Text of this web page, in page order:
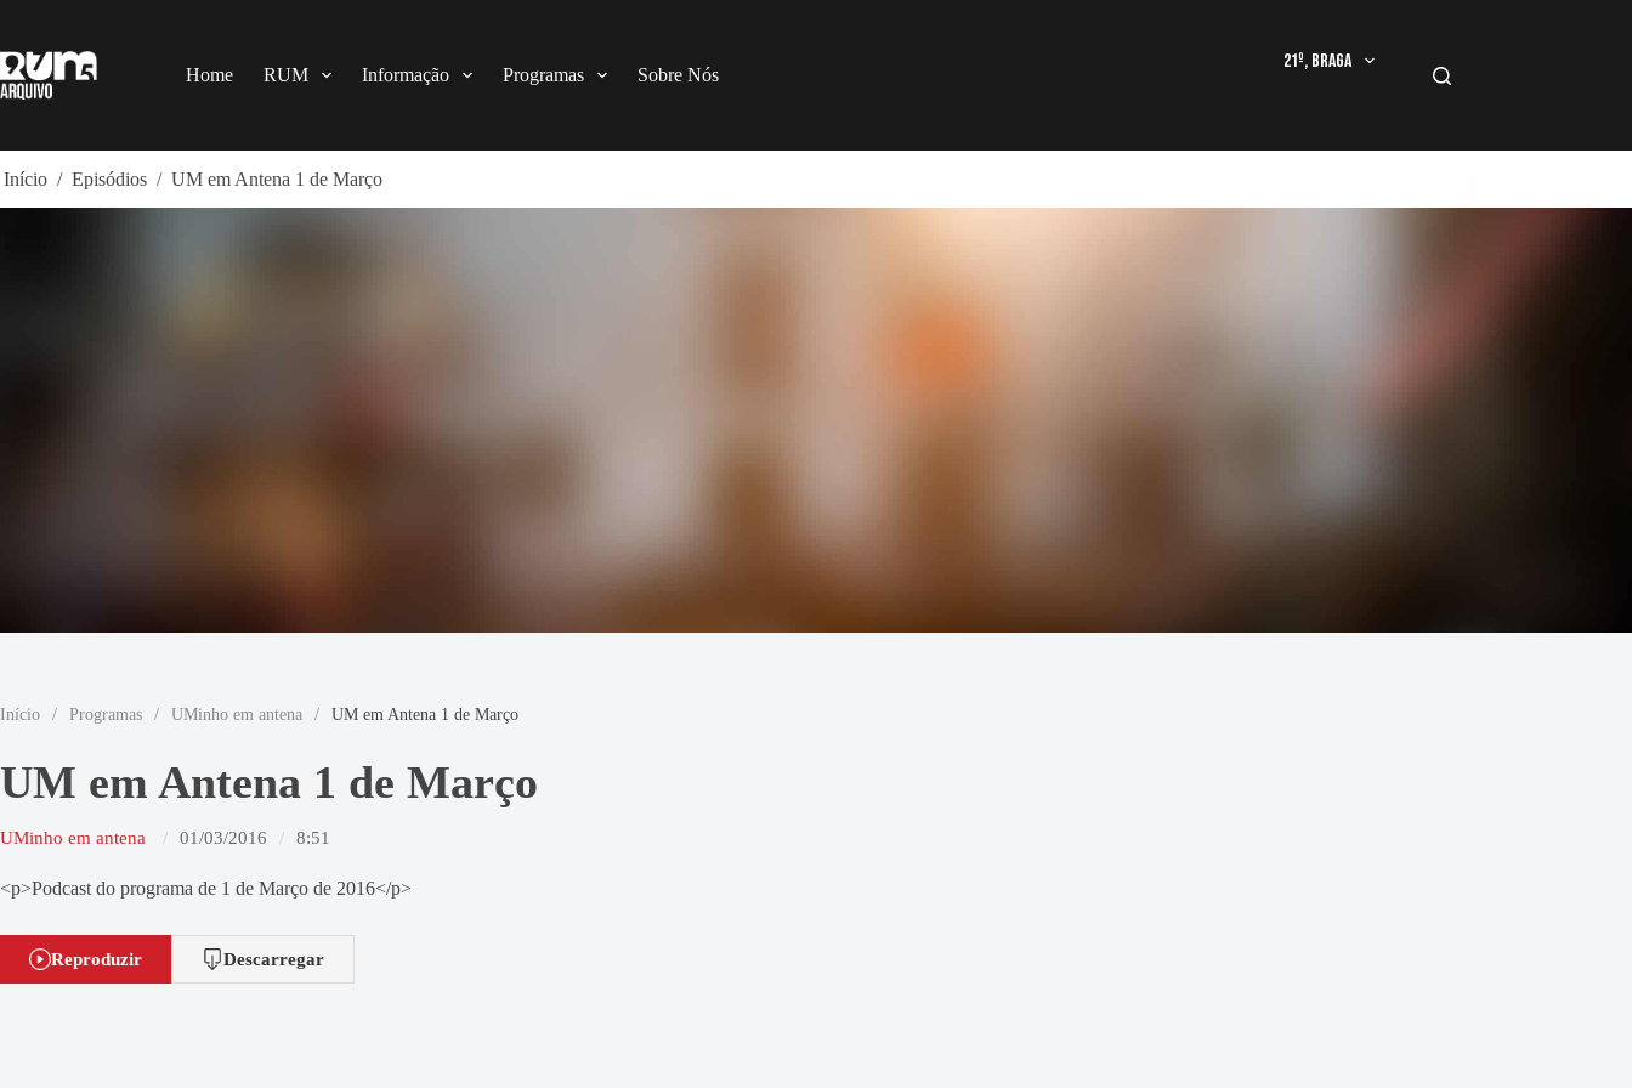
o
conteúdo
Home RUM Informação Programas Sobre Nós
21º, Braga
Início / Episódios / UM em Antena 1 de Março
Início / Programas / UMinho em antena / UM em Antena 1 de Março
UM em Antena 1 de Março
UMinho em antena 01/03/2016 8:51
<p>Podcast do programa de 1 de Março de 2016</p>
Reproduzir Descarregar